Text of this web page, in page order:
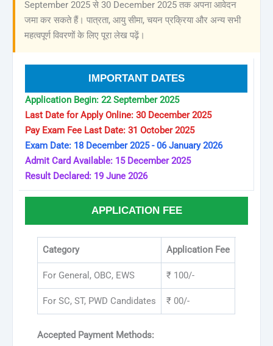
September 2025 से 30 December 2025 तक अपना आवेदन
जमा कर सकते हैं। पात्रता, आयु सीमा, चयन प्रक्रिया और अन्य सभी
महत्वपूर्ण विवरणों के लिए पूरा लेख पढ़ें।
IMPORTANT DATES
Application Begin: 22 September 2025
Last Date for Apply Online: 30 December 2025
Pay Exam Fee Last Date: 31 October 2025
Exam Date: 18 December 2025 - 06 January 2026
Admit Card Available: 15 December 2025
Result Declared: 19 June 2026
APPLICATION FEE
Category Application Fee
For General, OBC, EWS ₹ 100/-
For SC, ST, PWD Candidates ₹ 00/-
Accepted Payment Methods: